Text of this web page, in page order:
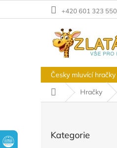
+420 601 323 550
Česky mluvící hračky
Domů
Hračky
kategorie
Kategorie